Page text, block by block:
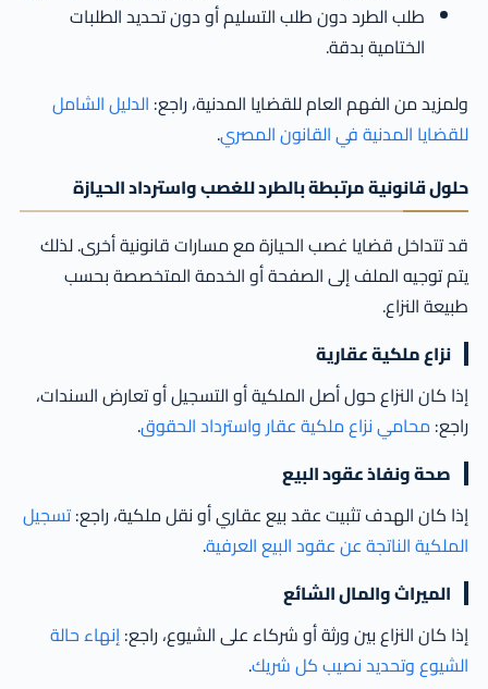
طلب الطرد دون طلب التسليم أو دون تحديد الطلبات
الختامية بدقة.
ولمزيد من الفهم العام للقضايا المدنية، راجع: الدليل الشامل
للقضايا المدنية في القانون المصري.
حلول قانونية مرتبطة بالطرد للغصب واسترداد الحيازة
قد تتداخل قضايا غصب الحيازة مع مسارات قانونية أخرى. لذلك
يتم توجيه الملف إلى الصفحة أو الخدمة المتخصصة بحسب
طبيعة النزاع.
نزاع ملكية عقارية
إذا كان النزاع حول أصل الملكية أو التسجيل أو تعارض السندات،
راجع: محامي نزاع ملكية عقار واسترداد الحقوق.
صحة ونفاذ عقود البيع
إذا كان الهدف تثبيت عقد بيع عقاري أو نقل ملكية، راجع:تسجيل
الملكية الناتجة عن عقود البيع العرفية.
الميراث والمال الشائع
إذا كان النزاع بين ورثة أو شركاء على الشيوع، راجع:إنهاء حالة
الشيوع وتحديد نصيب كل شريك.